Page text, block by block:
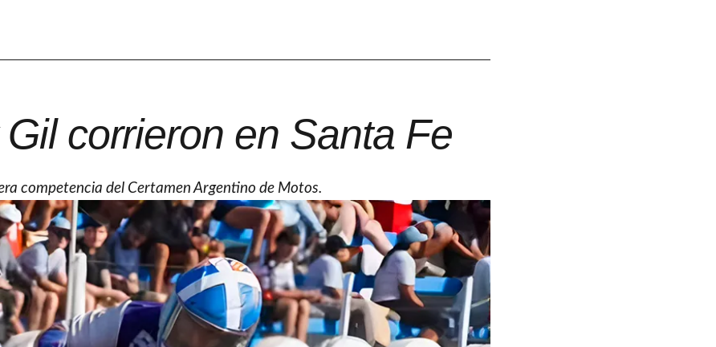
corrieron en Santa Fe
competencia del Certamen Argentino de Motos.